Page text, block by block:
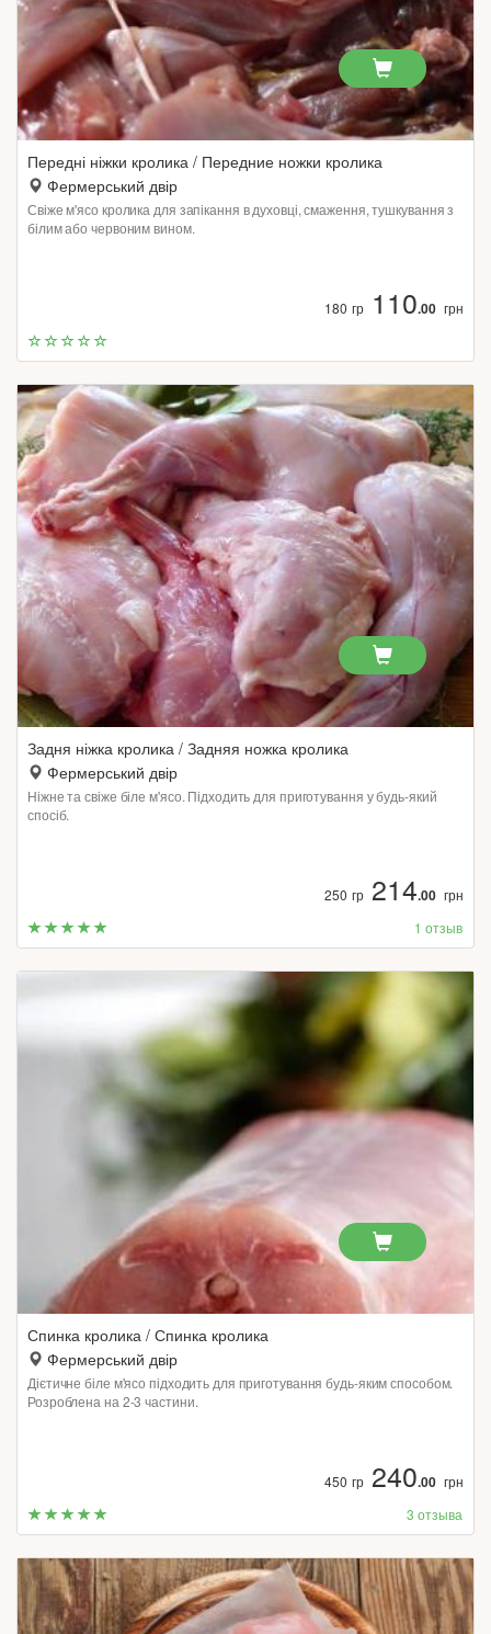
Передні ніжки кролика / Передние ножки кролика
Фермерський двір
Свіже м'ясо кролика для запікання в духовці, смаження, тушкування з
білим або червоним вином.
180 гр110.00 грн
Задня ніжка кролика / Задняя ножка кролика
Фермерський двір
Ніжне та свіже біле м'ясо. Підходить для приготування у будь-який
спосіб.
250 гр214.00 грн
1 отзыв
Спинка кролика / Спинка кролика
Фермерський двір
Дієтичне біле м'ясо підходить для приготування будь-яким способом.
Розроблена на 2-3 частини.
450 гр240.00 грн
3 отзыва